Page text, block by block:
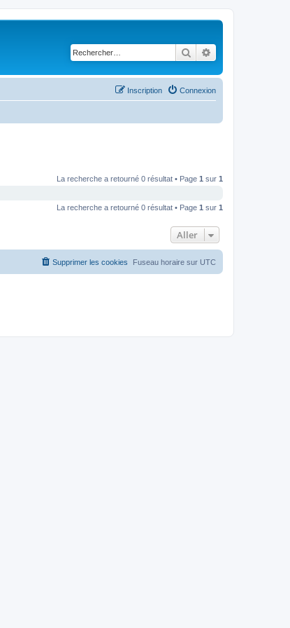
Rechercher
Connexion
Inscription
La recherche a retourné 0 résultat • Page 1 sur 1
La recherche a retourné 0 résultat • Page 1 sur 1
Aller
Fuseau horaire sur UTC
Supprimer les cookies